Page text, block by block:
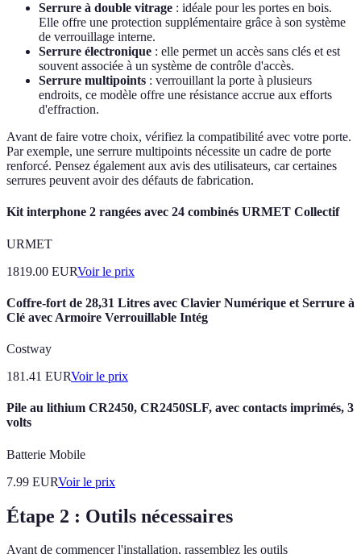
Serrure à double vitrage : idéale pour les portes en bois.
Elle offre une protection supplémentaire grâce à son système
de verrouillage interne.
Serrure électronique : elle permet un accès sans clés et est
souvent associée à un système de contrôle d'accès.
Serrure multipoints : verrouillant la porte à plusieurs
endroits, ce modèle offre une résistance accrue aux efforts
d'effraction.
Avant de faire votre choix, vérifiez la compatibilité avec votre porte.
Par exemple, une serrure multipoints nécessite un cadre de porte
renforcé. Pensez également aux avis des utilisateurs, car certaines
serrures peuvent avoir des défauts de fabrication.
Kit interphone 2 rangées avec 24 combinés URMET Collectif
URMET
1819.00 EURVoir le prix
Coffre-fort de 28,31 Litres avec Clavier Numérique et Serrure à
Clé avec Armoire Verrouillable Intég
Costway
181.41 EURVoir le prix
Pile au lithium CR2450, CR2450SLF, avec contacts imprimés, 3
volts
Batterie Mobile
7.99 EURVoir le prix
Étape 2 : Outils nécessaires
Avant de commencer l'installation, rassemblez les outils